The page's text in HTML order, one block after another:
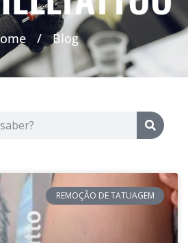
/ Blog
REMOÇÃO DE TATUAGEM